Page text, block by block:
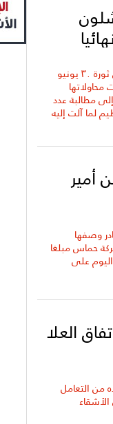
فشلت جماعة الإخوان الإرهابية عقب الإطاحة بهم في ثورة ٣٠ يونيو
محاولاتها
مطالبة عدد
لما آلت إليه
من أمير
وصفها
حماس مبلغا
على
العلا
من التعامل